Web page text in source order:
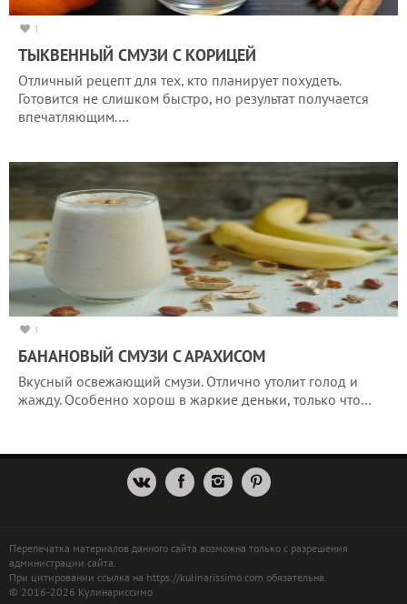
1
ТЫКВЕННЫЙ СМУЗИ С КОРИЦЕЙ
Отличный рецепт для тех, кто планирует похудеть.
Готовится не слишком быстро, но результат получается
впечатляющим.…
1
БАНАНОВЫЙ СМУЗИ С АРАХИСОМ
Вкусный освежающий смузи. Отлично утолит голод и
жажду. Особенно хорош в жаркие деньки, только что…
Перепечатка материалов данного сайта возможна только с разрешения
администрации сайта.
При цитировании ссылка на https://kulinarissimo.com обязательна.
© 2016-2026 Кулинариссимо